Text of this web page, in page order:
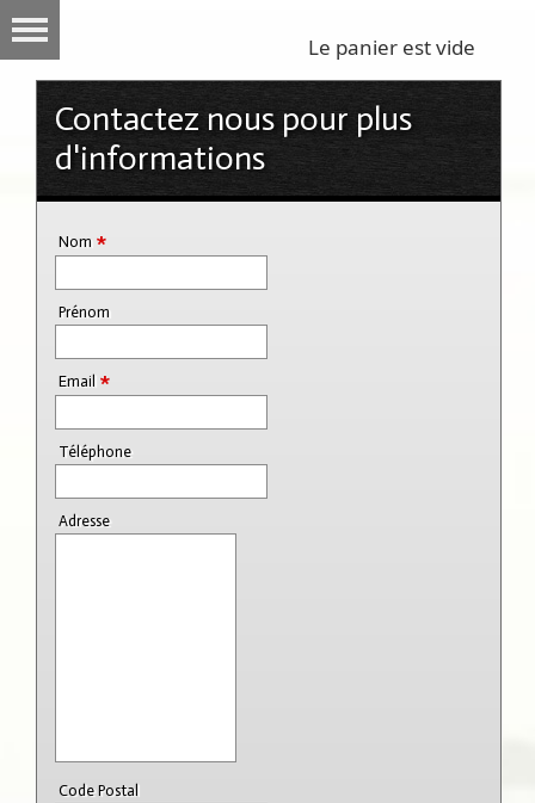
Le panier est vide
Contactez nous pour plus
d'informations
Nom *
Prénom
Email *
Téléphone
Adresse
Code Postal